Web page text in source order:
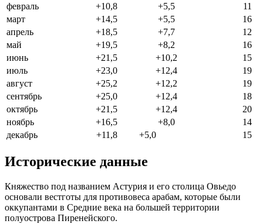
февраль
+10,8 +5,5
11
март
+14,5 +5,5
16
апрель
+18,5 +7,7
12
май
+19,5 +8,2
16
июнь
+21,5 +10,2
15
июль
+23,0 +12,4
19
август
+25,2 +12,2
19
сентябрь
+25,0 +12,4
18
октябрь
+21,5 +12,4
20
ноябрь
+16,5 +8,0
14
декабрь
+11,8 +5,0 15
Исторические данные
Княжество под названием Астурия и его столица Овьедо
основали вестготы для противовеса арабам, которые были
оккупантами в Средние века на большей территории
полуострова Пиренейского.